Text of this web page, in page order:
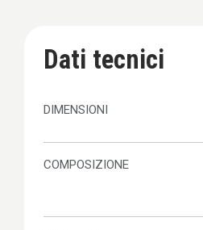
Dati tecnici
DIMENSIONI
COMPOSIZIONE